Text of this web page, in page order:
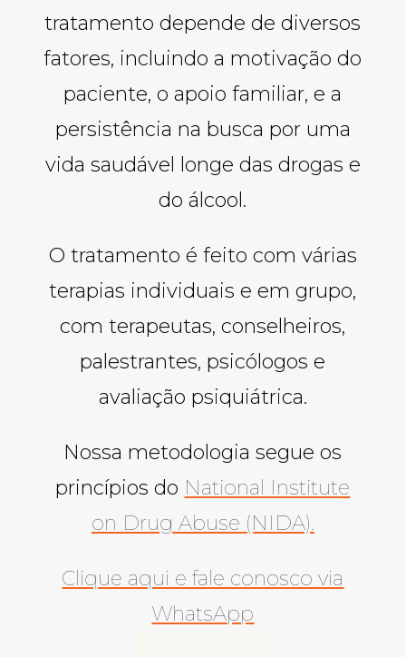
tratamento depende de diversos
fatores, incluindo a motivação do
paciente, o apoio familiar, e a
persistência na busca por uma
vida saudável longe das drogas e
do álcool.
O tratamento é feito com várias
terapias individuais e em grupo,
com terapeutas, conselheiros,
palestrantes, psicólogos e
avaliação psiquiátrica.
Nossa metodologia segue os
princípios do National Institute
on Drug Abuse (NIDA).
Clique aqui e fale conosco via
WhatsApp